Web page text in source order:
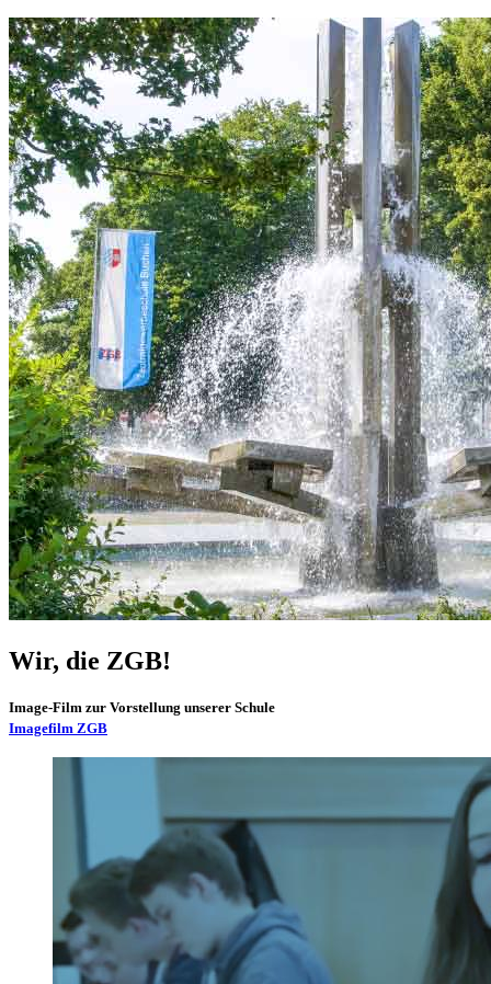
Wir, die ZGB!
Image-Film zur Vorstellung unserer Schule
Imagefilm ZGB